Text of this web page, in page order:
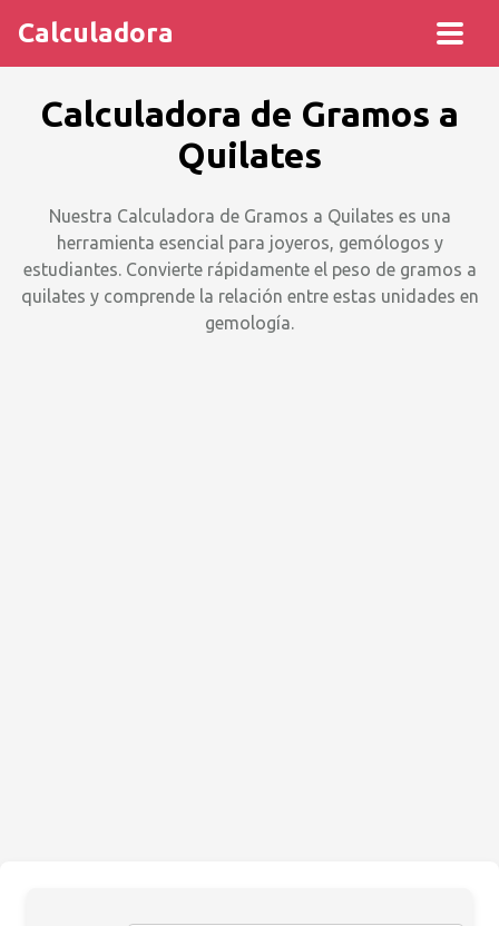
Calculadora
Calculadora de Gramos a
Quilates
Nuestra Calculadora de Gramos a Quilates es una
herramienta esencial para joyeros, gemólogos y
estudiantes. Convierte rápidamente el peso de gramos a
quilates y comprende la relación entre estas unidades en
gemología.